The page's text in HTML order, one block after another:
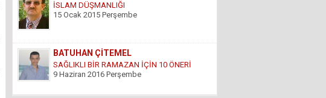
SAĞLIKLI BİR RAMAZAN İÇİN 10 ÖNERİ
9 Haziran 2016 Perşembe
GÜNDOĞDU YILDIRIM